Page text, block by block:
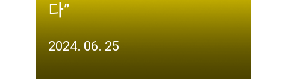
다”
2024. 06. 25